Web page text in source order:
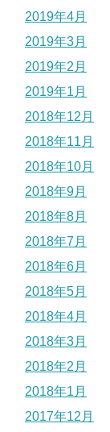
2019年4月
2019年3月
2019年2月
2019年1月
2018年12月
2018年11月
2018年10月
2018年9月
2018年8月
2018年7月
2018年6月
2018年5月
2018年4月
2018年3月
2018年2月
2018年1月
2017年12月